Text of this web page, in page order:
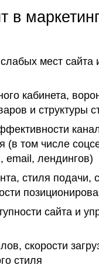
в
мест сайта
кабинета,
и структуры
(в том числе
email, лендингов)
стиля подачи,
сайта и
скорости
стиля